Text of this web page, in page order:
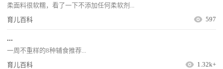
柔面料很软糯，看了一下不添加任何柔软剂...
育儿百科
597
...
一周不重样的8种辅食推荐...
育儿百科
1.32k+